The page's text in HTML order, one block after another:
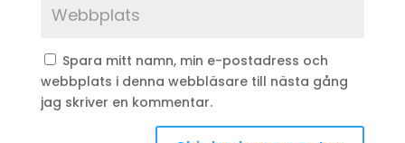
Spara mitt namn, min e-postadress och
webbplats i denna webbläsare till nästa gång
jag skriver en kommentar.